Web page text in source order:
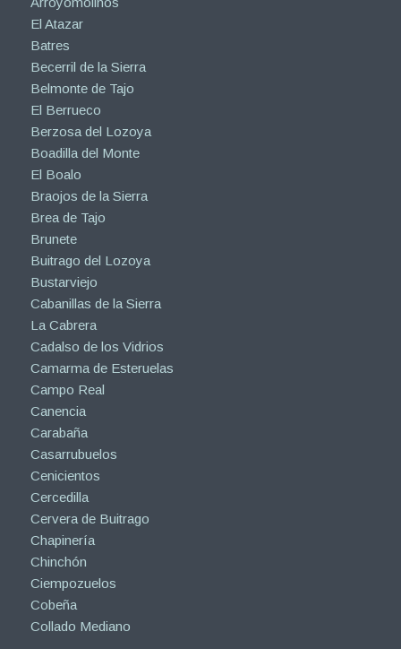
El Atazar
Batres
Becerril de la Sierra
Belmonte de Tajo
El Berrueco
Berzosa del Lozoya
Boadilla del Monte
El Boalo
Braojos de la Sierra
Brea de Tajo
Brunete
Buitrago del Lozoya
Bustarviejo
Cabanillas de la Sierra
La Cabrera
Cadalso de los Vidrios
Camarma de Esteruelas
Campo Real
Canencia
Carabaña
Casarrubuelos
Cenicientos
Cercedilla
Cervera de Buitrago
Chapinería
Chinchón
Ciempozuelos
Cobeña
Collado Mediano